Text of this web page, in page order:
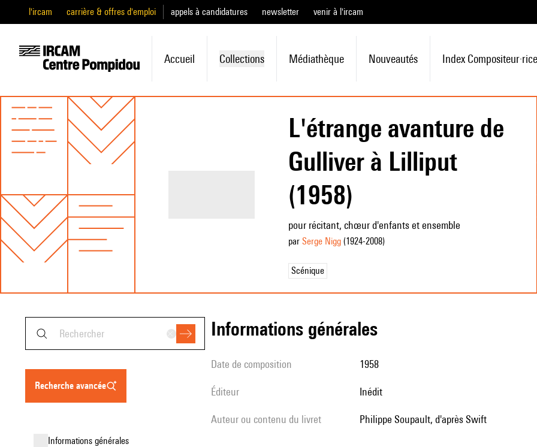
l'ircam carrière & offres d'emploi appels à candidatures newsletter venir à l'ircam
Accueil Collections Médiathèque Nouveautés Index Compositeur·rice
L'étrange avanture de
Gulliver à Lilliput
(1958)
pour récitant, chœur d'enfants et ensemble
par Serge Nigg(1924-2008)
Scénique
recherche avancée
informations générales
informations générales
date de composition 1958
éditeur Inédit
Auteur ou contenu du livret Philippe Soupault, d'après Swift